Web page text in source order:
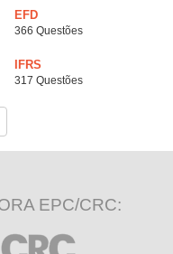
EFD
366 Questões
IFRS
317 Questões
EPC/CRC: